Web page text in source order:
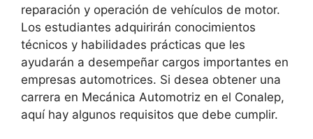
reparación y operación de vehículos de motor.
Los estudiantes adquirirán conocimientos
técnicos y habilidades prácticas que les
ayudarán a desempeñar cargos importantes en
empresas automotrices. Si desea obtener una
carrera en Mecánica Automotriz en el Conalep,
aquí hay algunos requisitos que debe cumplir.